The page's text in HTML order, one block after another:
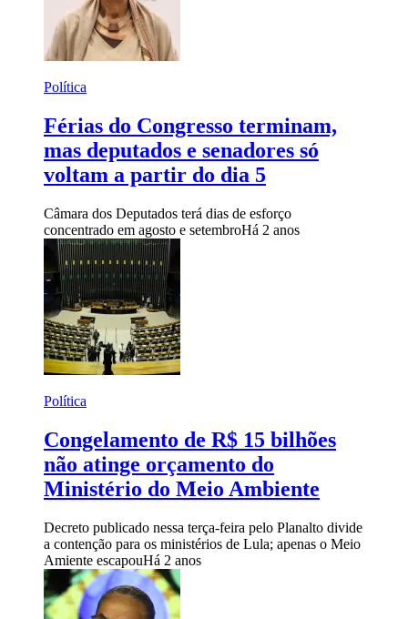
Política
Férias do Congresso terminam,
mas deputados e senadores só
voltam a partir do dia 5
Câmara dos Deputados terá dias de esforço
concentrado em agosto e setembroHá 2 anos
Política
Congelamento de R$ 15 bilhões
não atinge orçamento do
Ministério do Meio Ambiente
Decreto publicado nessa terça-feira pelo Planalto divide
a contenção para os ministérios de Lula; apenas o Meio
Amiente escapouHá 2 anos